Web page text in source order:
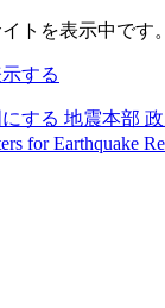
トを表示中です。
する